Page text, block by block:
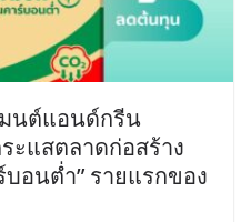
นต์แอนด์กรีน
ะแสตลาดก่อสร้าง
อนต่ำ” รายแรกของ